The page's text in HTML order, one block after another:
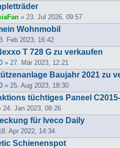
» 23. Jul 2026, 09:57
Wohnmobil
Feb 2023, 16:42
T 728 G zu verkaufen
» 27. Mär 2023, 12:21
Baujahr 2021 zu
» 25. Aug 2023, 18:30
tüchtiges Paneel
24. Jan 2023, 08:26
für Iveco Daily
Apr 2022, 14:34
Schienenspot